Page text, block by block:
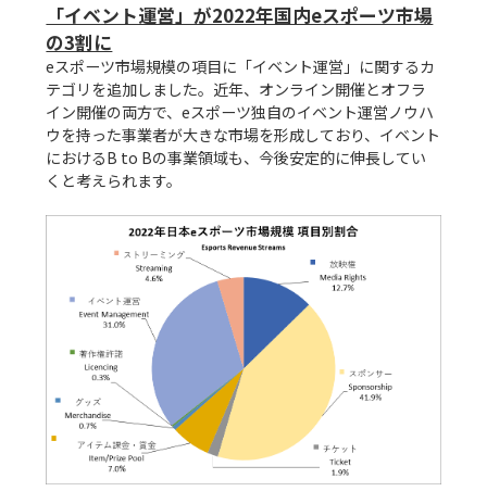
「イベント運営」が2022年国内eスポーツ市場
の3割に
eスポーツ市場規模の項目に「イベント運営」に関するカ
テゴリを追加しました。近年、オンライン開催とオフラ
イン開催の両方で、eスポーツ独自のイベント運営ノウハ
ウを持った事業者が大きな市場を形成しており、イベント
におけるB to Bの事業領域も、今後安定的に伸長してい
くと考えられます。